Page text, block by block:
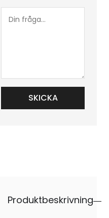
fråga...
Produktbeskrivning